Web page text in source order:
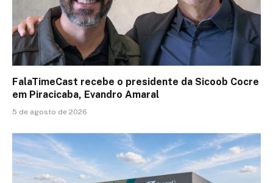
FalaTimeCast recebe o presidente da Sicoob Cocre
em Piracicaba, Evandro Amaral
5 de agosto de 2026